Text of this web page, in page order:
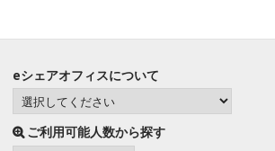
eシェアオフィスについて
ご利用可能人数から探す